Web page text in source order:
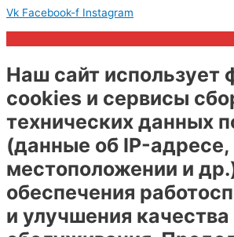
Vk Facebook-f Instagram
Наш сайт использует
cookies и сервисы
технических данных
(данные об IP-адресе,
местоположении и
обеспечения
и улучшения качества